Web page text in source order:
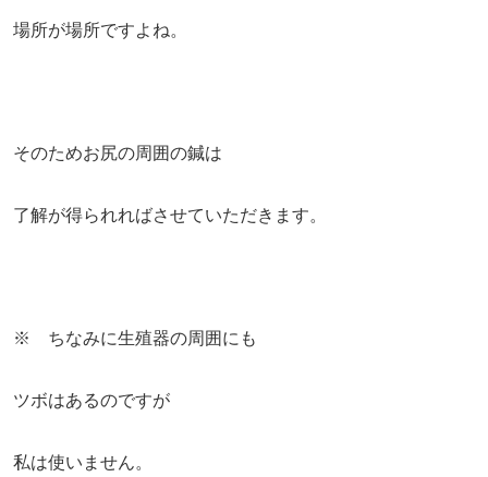
場所が場所ですよね。
そのためお尻の周囲の鍼は
了解が得られればさせていただきます。
※ ちなみに生殖器の周囲にも
ツボはあるのですが
私は使いません。